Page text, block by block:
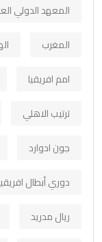
المعهد الدولي
المغرب
امم افريقيا
ترتيب الاهلي
جون ادوارد
دوري أبطال
ريال مدريد